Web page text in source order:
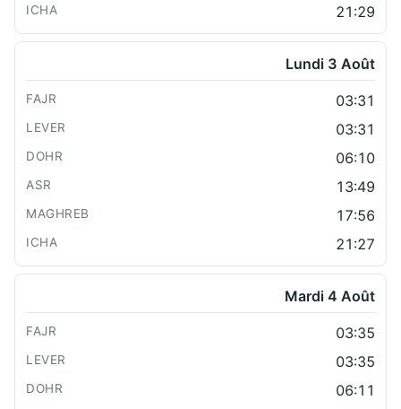
21:29
Lundi 3 Août
03:31
03:31
06:10
13:49
17:56
21:27
Mardi 4 Août
03:35
03:35
06:11